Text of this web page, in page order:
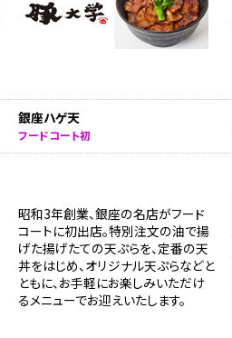
銀座ハゲ天
フードコート初
昭和3年創業、銀座の名店がフード
コートに初出店。特別注文の油で揚
げた揚げたての天ぷらを、定番の天
丼をはじめ、オリジナル天ぷらなどと
ともに、お手軽にお楽しみいただけ
るメニューでお迎えいたします。